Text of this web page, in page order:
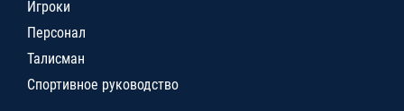
Игроки
Персонал
Талисман
Спортивное руководство